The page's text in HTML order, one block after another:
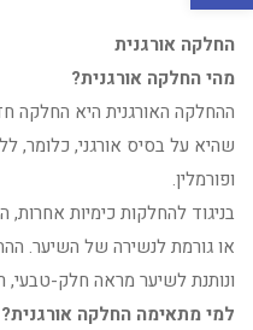
החלקה אורגנית
מהי החלקה אורגנית?
ההחלקה האורגנית היא החלקה
שהיא על בסיס אורגני, כלומר,
ופורמלין.
בניגוד להחלקות כימיות
או גורמת לנשירה של השיער.
ונותנת לשיער מראה חלק-טבעי,
למי מתאימה החלקה אורגנית?